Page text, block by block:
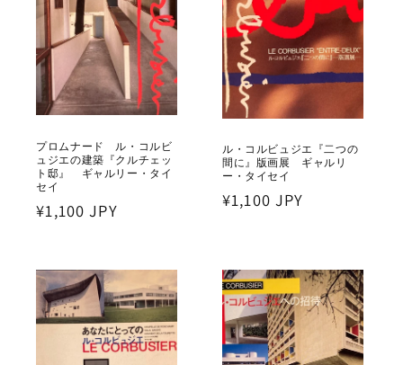
プロムナード ル・コルビ
ュジエの建築『クルチェッ
ト邸』 ギャルリー・タイ
セイ
通
格
¥1,100 JPY
ル・コルビュジエ『二つの
間に』版画展 ギャルリ
ー・タイセイ
通
格
¥1,100 JPY